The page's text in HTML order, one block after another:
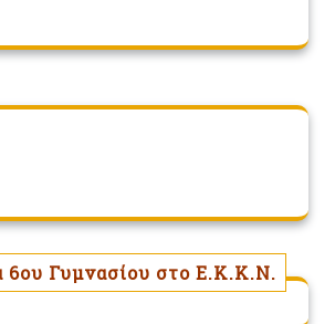
6ου Γυμνασίου στο Ε.Κ.Κ.Ν.